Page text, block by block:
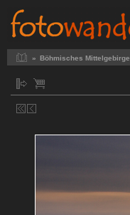
» Böhmisches Mittelgebirge